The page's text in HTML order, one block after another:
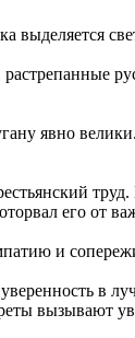
явно
его от
и
в
вызывают